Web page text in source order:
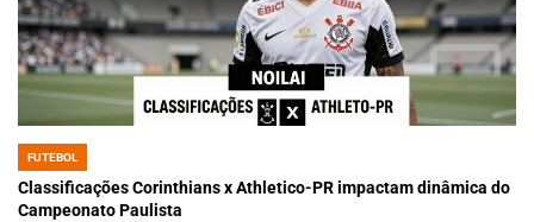
POSTED
IN
FUTEBOL
Classificações Corinthians x Athletico-PR impactam dinâmica do
Campeonato Paulista